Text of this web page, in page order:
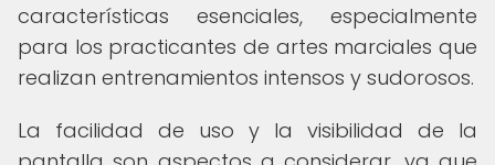
características esenciales, especialmente
para los practicantes de artes marciales que
realizan entrenamientos intensos y sudorosos.
La facilidad de uso y la visibilidad de la